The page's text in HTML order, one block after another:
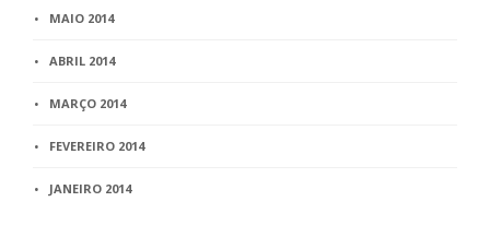
MAIO 2014
ABRIL 2014
MARÇO 2014
FEVEREIRO 2014
JANEIRO 2014